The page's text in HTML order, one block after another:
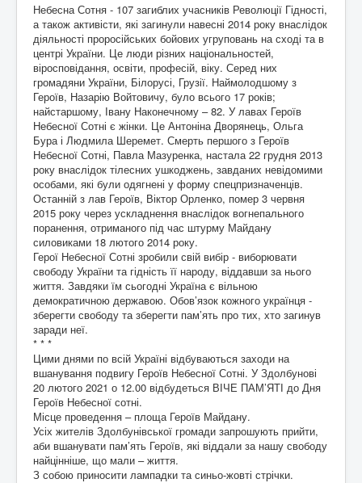
Небесна Сотня - 107 загиблих учасників Революції Гідності,
а також активісти, які загинули навесні 2014 року внаслідок
діяльності проросійських бойових угруповань на сході та в
центрі України. Це люди різних національностей,
віросповідання, освіти, професій, віку. Серед них
громадяни України, Білорусі, Грузії. Наймолодшому з
Героїв, Назарію Войтовичу, було всього 17 років;
найстаршому, Івану Наконечному – 82. У лавах Героїв
Небесної Сотні є жінки. Це Антоніна Дворянець, Ольга
Бура і Людмила Шеремет. Смерть першого з Героїв
Небесної Сотні, Павла Мазуренка, настала 22 грудня 2013
року внаслідок тілесних ушкоджень, завданих невідомими
особами, які були одягнені у форму спецпризначенців.
Останній з лав Героїв, Віктор Орленко, помер 3 червня
2015 року через ускладнення внаслідок вогнепального
поранення, отриманого під час штурму Майдану
силовиками 18 лютого 2014 року.
Герої Небесної Сотні зробили свій вибір - виборювати
свободу України та гідність її народу, віддавши за нього
життя. Завдяки їм сьогодні Україна є вільною
демократичною державою. Обов’язок кожного українця -
зберегти свободу та зберегти пам’ять про тих, хто загинув
заради неї.
* * *
Цими днями по всій Україні відбуваються заходи на
вшанування подвигу Героїв Небесної Сотні. У Здолбунові
20 лютого 2021 о 12.00 відбудеться ВІЧЕ ПАМ’ЯТІ до Дня
Героїв Небесної сотні.
Місце проведення – площа Героїв Майдану.
Усіх жителів Здолбунівської громади запрошують прийти,
аби вшанувати пам’ять Героїв, які віддали за нашу свободу
найцінніше, що мали – життя.
З собою приносити лампадки та синьо-жовті стрічки.